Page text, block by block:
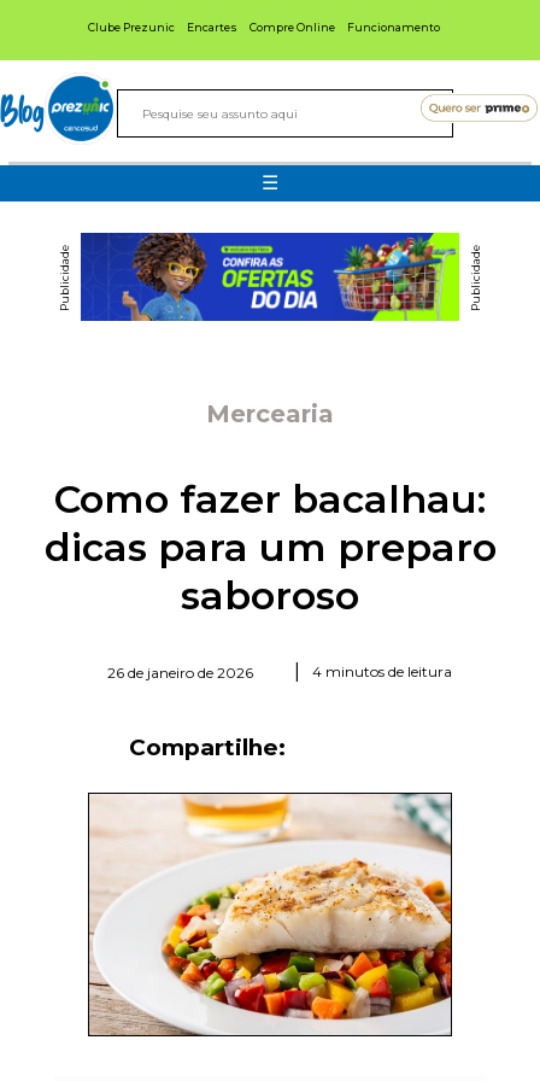
Clube Prezunic Encartes Compre Online Funcionamento
Blog
☰
Publicidade Publicidade
Mercearia
Como fazer bacalhau:
dicas para um preparo
saboroso
26 de janeiro de 2026 4 minutos de leitura
Compartilhe: